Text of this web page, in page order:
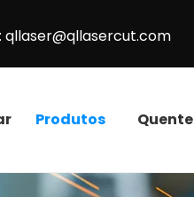
qllaser@qllasercut.com
Produtos Quente